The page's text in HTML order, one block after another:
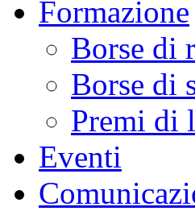
Formazione
Borse di
Borse di
Premi di
Eventi